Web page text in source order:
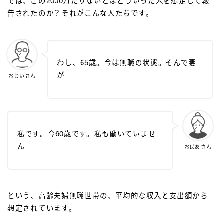
告されたのか？それがこんな人たちです。
おじいさん
わし、65歳。今は無職の状態。そんで妻
が
おばあさん
私です。今60歳です。私も働いていませ
ん
という、高齢夫婦無職世帯の、平均的な収入と支出額から
想定されています。